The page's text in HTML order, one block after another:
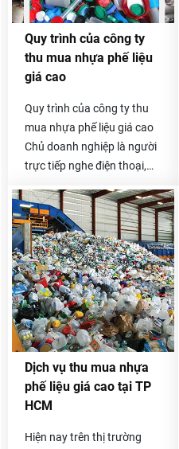
quý khách có thể gọi trực
0985.050.716 -
0912.009.526 .
Quy trình của công ty
thu mua nhựa phế liệu
giá cao
Quy trình của công ty thu
mua nhựa phế liệu giá cao
Chủ doanh nghiệp là người
trực tiếp nghe điện thoại,
với khách hàng, đó là việc
mà không công ty mua phế
liệu nào làm được. Khách
hàng của Hoa Phát 10 năm
nay vẫn rất tin tưởng lối
phục vụ này. Sau khi nhận
được yêu cầu của quý
khách, chúng tôi sẽ được
giá hoặc thu gom trong
ngày và thanh toán linh
hoạt cho khách.
Dịch vụ thu mua nhựa
phế liệu giá cao tại TP
HCM
Hiện nay trên thị trường